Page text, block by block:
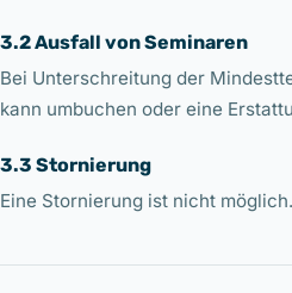
3.2 Ausfall von Seminaren
Bei Unterschreitung der
kann umbuchen oder eine
3.3 Stornierung
Eine Stornierung ist nicht